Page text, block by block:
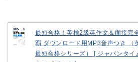
最短合格！英検2級英作文＆面接完
覇 ダウンロード用MP3音声つき （
最短合格シリーズ） [ ジャパンタイ